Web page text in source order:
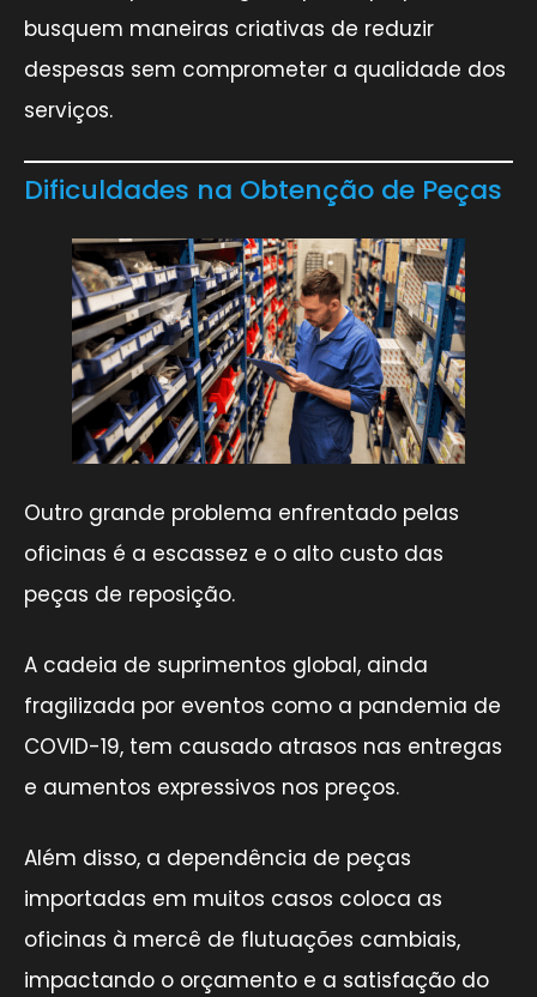
busquem maneiras criativas de reduzir
despesas sem comprometer a qualidade dos
serviços.
Dificuldades na Obtenção de Peças
Outro grande problema enfrentado pelas
oficinas é a escassez e o alto custo das
peças de reposição.
A cadeia de suprimentos global, ainda
fragilizada por eventos como a pandemia de
COVID-19, tem causado atrasos nas entregas
e aumentos expressivos nos preços.
Além disso, a dependência de peças
importadas em muitos casos coloca as
oficinas à mercê de flutuações cambiais,
impactando o orçamento e a satisfação do